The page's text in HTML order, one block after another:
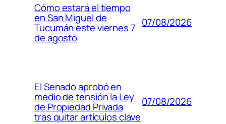
Cómo estará el tiempo
en San Miguel de
Tucumán este viernes 7
de agosto
07/08/2026
El Senado aprobó en
medio de tensión la Ley
de Propiedad Privada
tras quitar artículos clave
07/08/2026